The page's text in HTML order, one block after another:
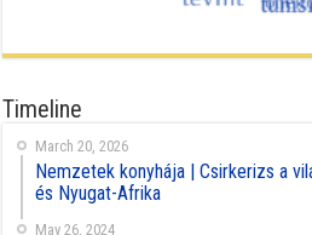
Timeline
March 20, 2026
Nemzetek konyhája | Csirkerizs a
és Nyugat-Afrika
May 26, 2024